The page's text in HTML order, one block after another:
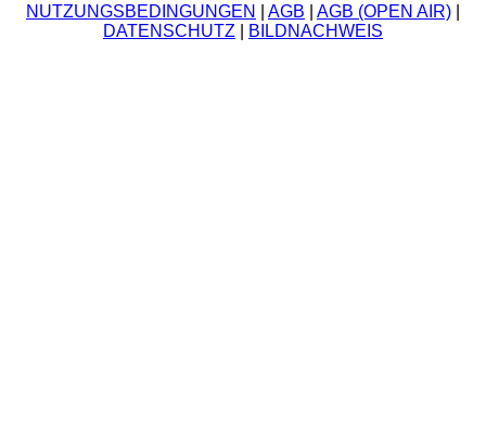
NUTZUNGSBEDINGUNGEN AGB AGB (OPEN AIR)
DATENSCHUTZ
BILDNACHWEIS